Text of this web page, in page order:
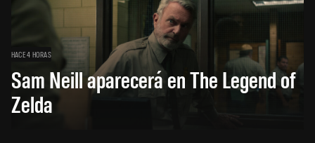
HACE 4 HORAS
Sam Neill aparecerá en The Legend of
Zelda